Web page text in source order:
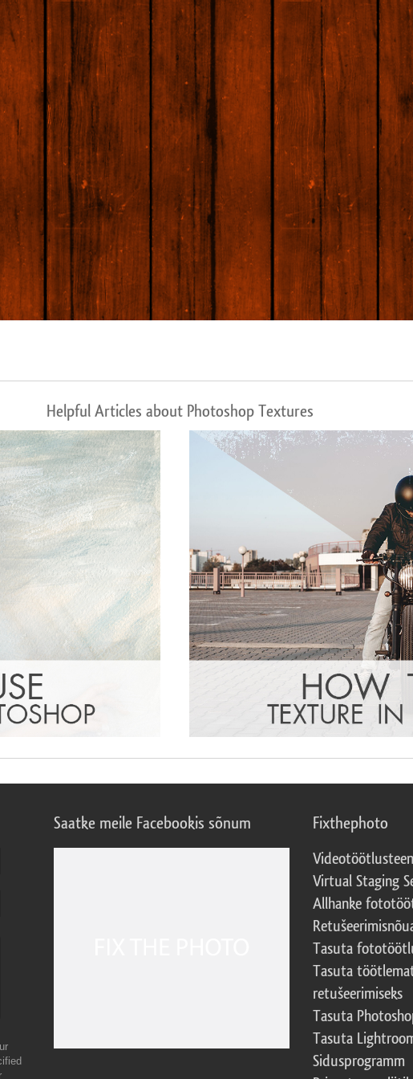
fototöötlus Ehete fotode redigeerimine AI koolitusandmed
Helpful Articles about Photoshop Textures
Saatke meile Facebookis sõnum Fixthephoto
Virtual Staging
Allhanke
Tasuta
Tasuta
retušeerimiseks
Tasuta
Tasuta
Sidusprogramm